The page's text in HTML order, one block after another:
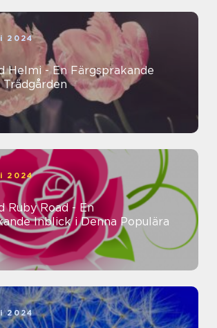
2024
Helmi - En Färgsprakande
2024
Ruby Road - En
Inblick i Denna Populära
2024